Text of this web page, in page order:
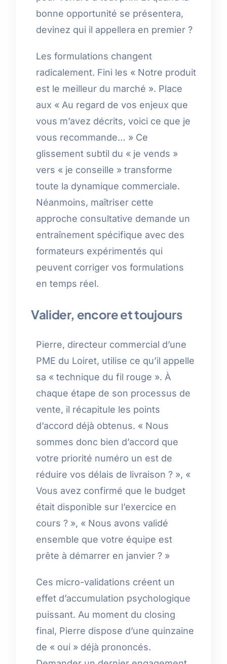
bonne opportunité se présentera,
devinez qui il appellera en premier ?
Les formulations changent
radicalement. Fini les « Notre produit
est le meilleur du marché ». Place
aux « Au regard de vos enjeux que
vous m’avez décrits, voici ce que je
vous recommande… » Ce
glissement subtil du « je vends »
vers « je conseille » transforme
toute la dynamique commerciale.
Néanmoins, maîtriser cette
approche consultative demande un
entraînement spécifique avec des
formateurs expérimentés qui
peuvent corriger vos formulations
en temps réel.
Valider, encore et toujours
Pierre, directeur commercial d’une
PME du Loiret, utilise ce qu’il appelle
sa « technique du fil rouge ». À
chaque étape de son processus de
vente, il récapitule les points
d’accord déjà obtenus. « Nous
sommes donc bien d’accord que
votre priorité numéro un est de
réduire vos délais de livraison ? », «
Vous avez confirmé que le budget
était disponible sur l’exercice en
cours ? », « Nous avons validé
ensemble que votre équipe est
prête à démarrer en janvier ? »
Ces micro-validations créent un
effet d’accumulation psychologique
puissant. Au moment du closing
final, Pierre dispose d’une quinzaine
de « oui » déjà prononcés.